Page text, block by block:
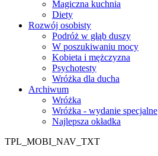
Magiczna kuchnia
Diety
Rozwój osobisty
Podróż w głąb duszy
W poszukiwaniu mocy
Kobieta i mężczyzna
Psychotesty
Wróżka dla ducha
Archiwum
Wróżka
Wróżka - wydanie specjalne
Najlepsza okładka
TPL_MOBI_NAV_TXT